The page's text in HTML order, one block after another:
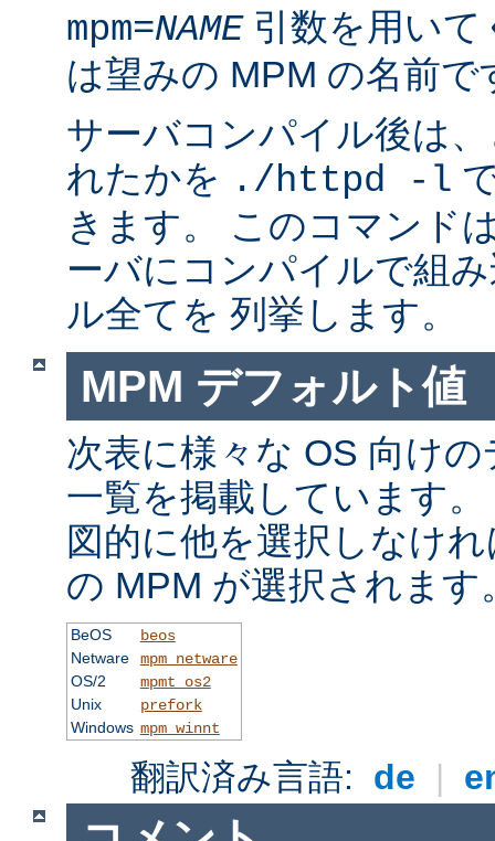
mpm=NAME引数を用い
は望みの MPM の名前で
サーバコンパイル後は
れたかを ./httpd -l
きます。 このコマンド
ーバにコンパイルで組
ル全てを 列挙します。
MPM デフォルト値
次表に様々な OS 向け
一覧を掲載しています
図的に他を選択しなけ
の MPM が選択されます
BeOS
beos
Netware
mpm_netware
OS/2
mpmt_os2
Unix
prefork
Windows mpm_winnt
翻訳済み言語: de |